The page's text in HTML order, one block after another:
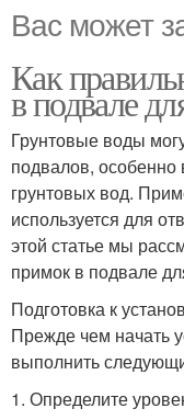
Вас может
Как
в подвале
Грунтовые воды
подвалов,
грунтовых вод.
используется для
этой статье мы
примок в подвале
Подготовка к
Прежде чем начать
выполнить
1. Определите